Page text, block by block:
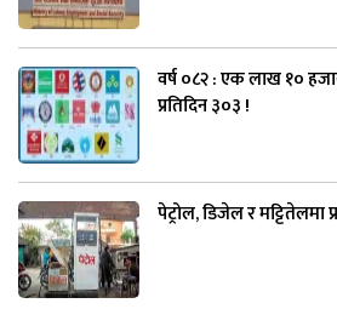
वर्ष ०८२ : एक लाख १०
प्रतिदिन ३०३ !
पेट्रोल, डिजेल र मट्टितेलमा